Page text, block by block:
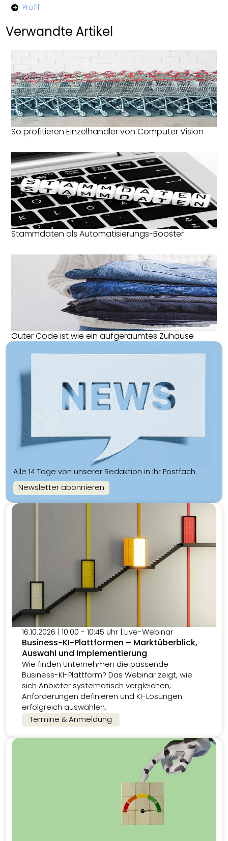
Profil
Verwandte Artikel
So profitieren Einzelhändler von Computer Vision
Stammdaten als Automatisierungs-Booster
Guter Code ist wie ein aufgeräumtes Zuhause
Alle 14 Tage von unserer Redaktion in Ihr Postfach.
Newsletter abonnieren
16.10.2026 | 10:00 - 10:45 Uhr | Live-Webinar
Business-KI-Plattformen – Marktüberblick,
Auswahl und Implementierung
Wie finden Unternehmen die passende
Business-KI-Plattform? Das Webinar zeigt, wie
sich Anbieter systematisch vergleichen,
Anforderungen definieren und KI-Lösungen
erfolgreich auswählen.
Termine & Anmeldung